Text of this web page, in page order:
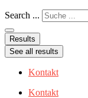
Search ...
Results
See all results
Kontakt
Kontakt